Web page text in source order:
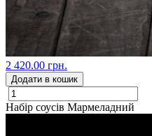
2 420.00 грн.
Додати в кошик
Набір соусів Мармеладний